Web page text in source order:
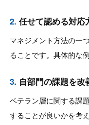
2. 任せて認める対応
マネジメント方法の一
ることです。具体的な
3. 自部門の課題を改
ベテラン層に関する課
することが良いかを考